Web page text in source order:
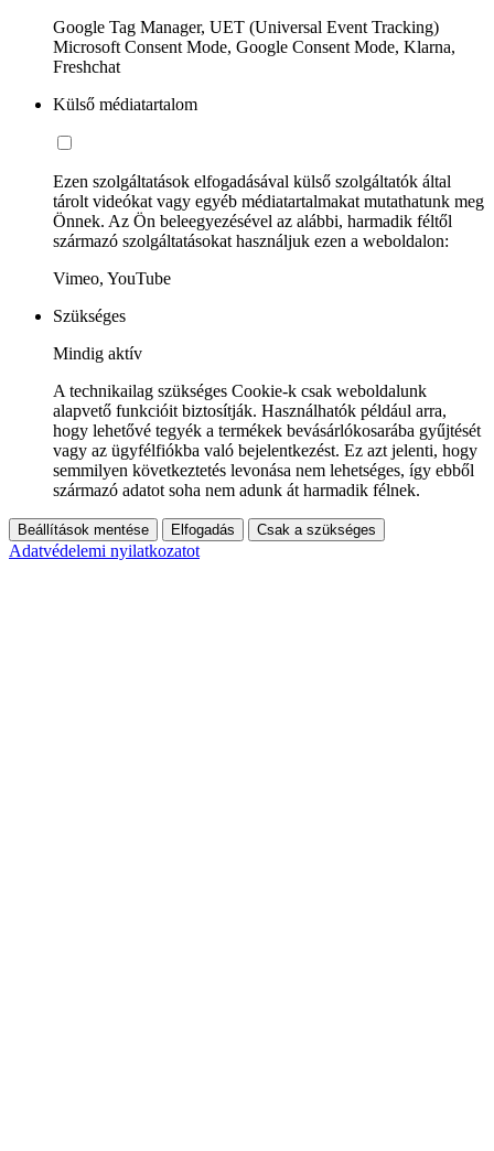
Google Tag Manager, UET (Universal Event Tracking)
Microsoft Consent Mode, Google Consent Mode, Klarna,
Freshchat
Külső médiatartalom
Ezen szolgáltatások elfogadásával külső szolgáltatók által
tárolt videókat vagy egyéb médiatartalmakat mutathatunk meg
Önnek. Az Ön beleegyezésével az alábbi, harmadik féltől
származó szolgáltatásokat használjuk ezen a weboldalon:
Vimeo, YouTube
Szükséges
Mindig aktív
A technikailag szükséges Cookie-k csak weboldalunk
alapvető funkcióit biztosítják. Használhatók például arra,
hogy lehetővé tegyék a termékek bevásárlókosarába gyűjtését
vagy az ügyfélfiókba való bejelentkezést. Ez azt jelenti, hogy
semmilyen következtetés levonása nem lehetséges, így ebből
származó adatot soha nem adunk át harmadik félnek.
Beállítások mentése Elfogadás Csak a szükséges
Adatvédelemi nyilatkozatot